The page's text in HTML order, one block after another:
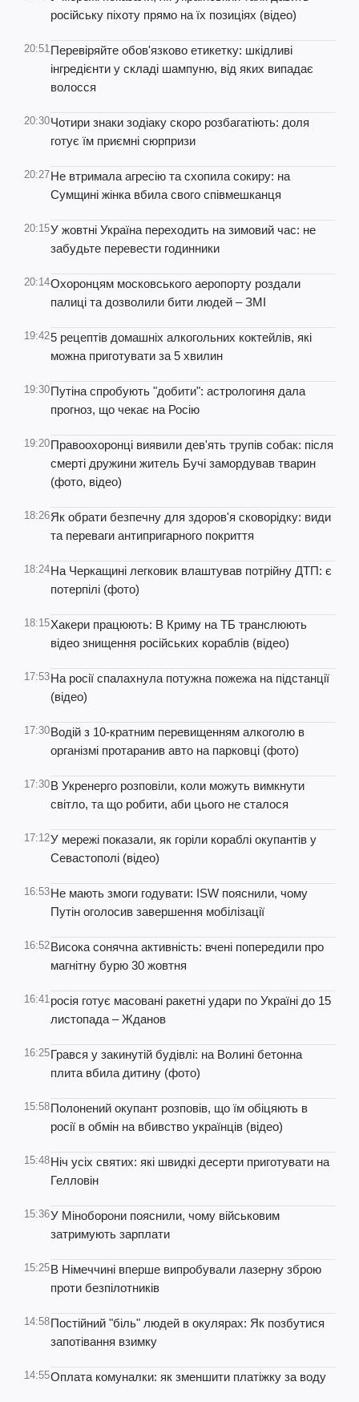
російську піхоту прямо на їх позиціях (відео)
20:51Перевіряйте обов'язково етикетку: шкідливі
інгредієнти у складі шампуню, від яких випадає
волосся
20:30Чотири знаки зодіаку скоро розбагатіють: доля
готує їм приємні сюрпризи
20:27Не втримала агресію та схопила сокиру: на
Сумщині жінка вбила свого співмешканця
20:15У жовтні Україна переходить на зимовий час: не
забудьте перевести годинники
20:14Охоронцям московського аеропорту роздали
палиці та дозволили бити людей – ЗМІ
19:425 рецептів домашніх алкогольних коктейлів, які
можна приготувати за 5 хвилин
19:30Путіна спробують "добити": астрологиня дала
прогноз, що чекає на Росію
19:20Правоохоронці виявили дев'ять трупів собак: після
смерті дружини житель Бучі замордував тварин
(фото, відео)
18:26Як обрати безпечну для здоров'я сковорідку: види
та переваги антипригарного покриття
18:24На Черкащині легковик влаштував потрійну ДТП: є
потерпілі (фото)
18:15Хакери працюють: В Криму на ТБ транслюють
відео знищення російських кораблів (відео)
17:53На росії спалахнула потужна пожежа на підстанції
(відео)
17:30Водій з 10-кратним перевищенням алкоголю в
організмі протаранив авто на парковці (фото)
17:30В Укренерго розповіли, коли можуть вимкнути
світло, та що робити, аби цього не сталося
17:12У мережі показали, як горіли кораблі окупантів у
Севастополі (відео)
16:53Не мають змоги годувати: ISW пояснили, чому
Путін оголосив завершення мобілізації
16:52Висока сонячна активність: вчені попередили про
магнітну бурю 30 жовтня
16:41росія готує масовані ракетні удари по Україні до 15
листопада – Жданов
16:25Грався у закинутій будівлі: на Волині бетонна
плита вбила дитину (фото)
15:58Полонений окупант розповів, що їм обіцяють в
росії в обмін на вбивство українців (відео)
15:48Ніч усіх святих: які швидкі десерти приготувати на
Гелловін
15:36У Міноборони пояснили, чому військовим
затримують зарплати
15:25В Німеччині вперше випробували лазерну зброю
проти безпілотників
14:58Постійний "біль" людей в окулярах: Як позбутися
запотівання взимку
14:55Оплата комуналки: як зменшити платіжку за воду